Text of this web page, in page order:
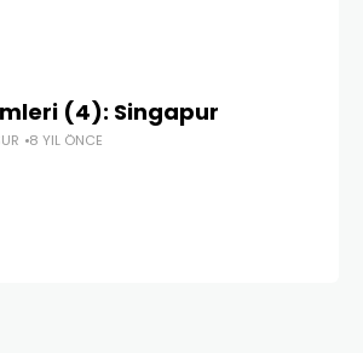
(4): Singapur
8 YIL ÖNCE